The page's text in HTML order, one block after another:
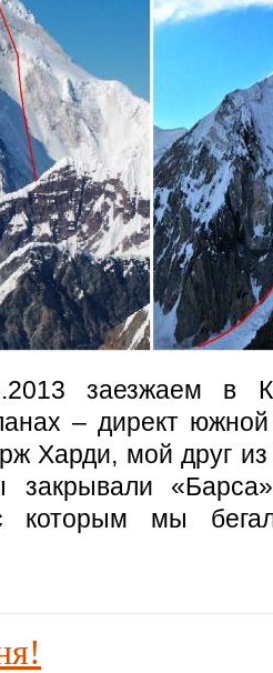
заезжаем в
– директ
Харди, мой друг
которым мы